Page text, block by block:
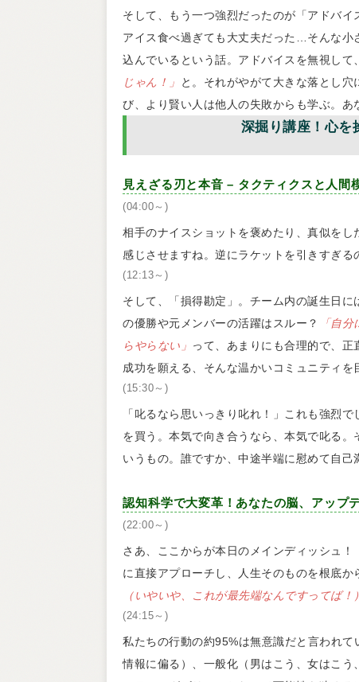
そして、もう一つ強烈だったのが「アドバイ
アイス食べ過ぎても大丈夫だった…そんな小
込んでいるという話。アドバイスを無視して
じゃん！」
と。それがやがて大きな落とし
び、より賢い人は他人の失敗からも学ぶ。あ
深掘り講座！心を
見えざる刃と本音 – タクティクスと人間
(04:00～)
相手のナイスショットを褒めたり、真似を
感じさせますね。逆にラケットを引きすぎる
(12:13～)
そして、「損得勘定」。チーム内の誕生日
の優勝や元メンバーの活躍はスルー？
「自
らやらない」 って、あまりにも合理的で、
成功を願える、そんな温かいコミュニティを
(15:30～)
「叱るなら思いっきり叱れ！」これも強烈
を買う。本気で向き合うなら、本気で叱る
いうもの。誰ですか、中途半端に慰めて自己
認知科学で大変革！あなたの脳、アップ
(22:00～)
さあ、ここからが本日のメインディッシュ
に直接アプローチし、人生そのものを根底
（いやいや、これが最先端なんですってば！）
(24:15～)
私たちの行動の約95%は無意識だと言われ
情報に偏る）、一般化（男はこう、女はこ